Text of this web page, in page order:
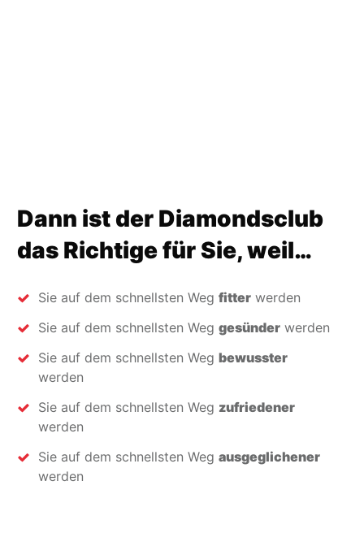
Dann ist der Diamondsclub
das Richtige für Sie, weil…
Sie auf dem schnellsten Weg fitter werden
Sie auf dem schnellsten Weg gesünder werden
Sie auf dem schnellsten Weg bewusster
werden
Sie auf dem schnellsten Weg zufriedener
werden
Sie auf dem schnellsten Weg ausgeglichener
werden